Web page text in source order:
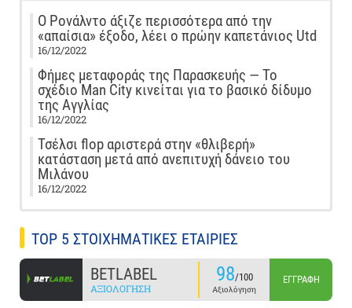
Ο Ρονάλντο άξιζε περισσότερα από την
«απαίσια» έξοδο, λέει ο πρώην καπετάνιος Utd
16/12/2022
Φήμες μεταφοράς της Παρασκευής — Το
σχέδιο Man City κινείται για το βασικό δίδυμο
της Αγγλίας
16/12/2022
Τσέλσι flop αριστερά στην «θλιβερή»
κατάσταση μετά από ανεπιτυχή δάνειο του
Μιλάνου
16/12/2022
TOP 5 ΣΤΟΙΧΗΜΑΤΙΚΕΣ ΕΤΑΙΡΙΕΣ
BETLABEL
ΑΞΙΟΛΌΓΗΣΗ
98/100
Αξιολόγηση
ΕΓΓΡΑΦΉ